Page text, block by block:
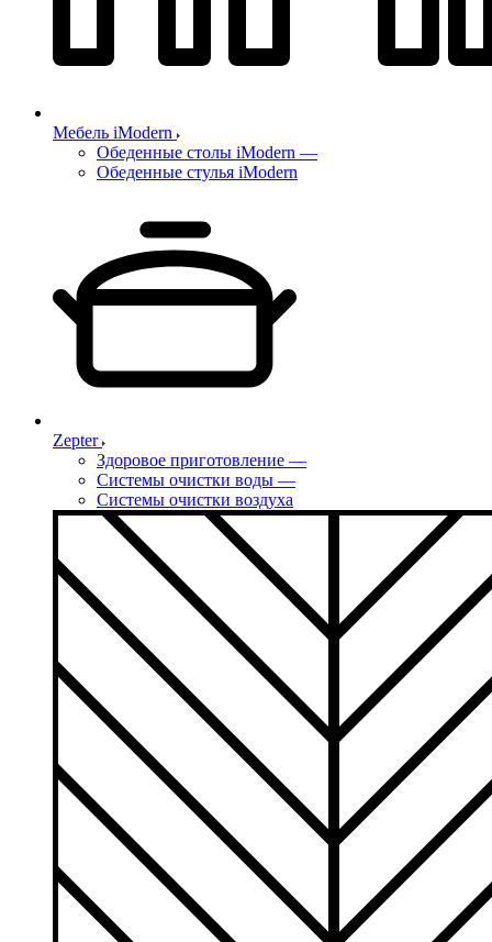
Мебель iModern
Обеденные столы iModern —
Обеденные стулья iModern
Zepter
Здоровое приготовление —
Системы очистки воды —
Системы очистки воздуха